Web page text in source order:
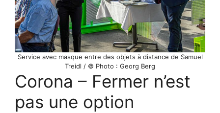
Service avec masque entre des objets à distance de Samuel
Treidl / © Photo : Georg Berg
Corona – Fermer n’est
pas une option